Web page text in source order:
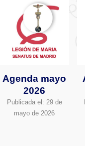
Agenda mayo
2026
Publicada el: 29 de
mayo de 2026